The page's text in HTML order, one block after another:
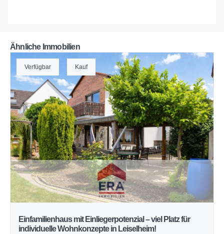
Ähnliche Immobilien
Verfügbar Kauf
Einfamilienhaus mit Einliegerpotenzial – viel Platz für
individuelle Wohnkonzepte in Leiselheim!